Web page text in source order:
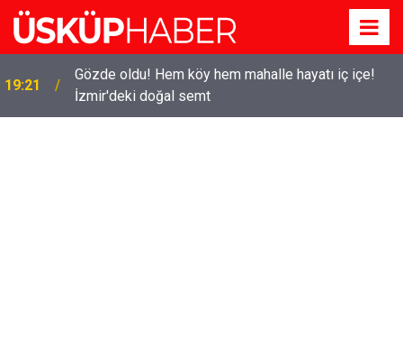
19:21
Gözde oldu! Hem köy hem mahalle hayatı iç içe!
İzmir'deki doğal semt